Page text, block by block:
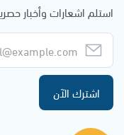
استلم اشعارات وأخبار
اشترك الآن